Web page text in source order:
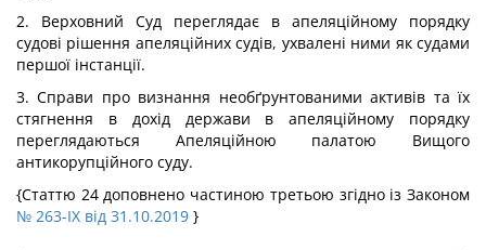
2. Верховний Суд переглядає в апеляційному порядку
судові рішення апеляційних судів, ухвалені ними як судами
першої інстанції.
3. Справи про визнання необґрунтованими активів та їх
стягнення в дохід держави в апеляційному порядку
переглядаються Апеляційною палатою Вищого
антикорупційного суду.
{Статтю 24 доповнено частиною третьою згідно із Законом
№ 263-IX від 31.10.2019 }